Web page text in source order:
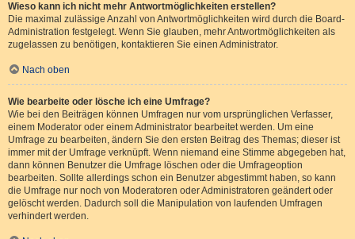
Wieso kann ich nicht mehr Antwortmöglichkeiten erstellen?
Die maximal zulässige Anzahl von Antwortmöglichkeiten wird durch die Board-
Administration festgelegt. Wenn Sie glauben, mehr Antwortmöglichkeiten als
zugelassen zu benötigen, kontaktieren Sie einen Administrator.
Nach oben
Wie bearbeite oder lösche ich eine Umfrage?
Wie bei den Beiträgen können Umfragen nur vom ursprünglichen Verfasser,
einem Moderator oder einem Administrator bearbeitet werden. Um eine
Umfrage zu bearbeiten, ändern Sie den ersten Beitrag des Themas; dieser ist
immer mit der Umfrage verknüpft. Wenn niemand eine Stimme abgegeben hat,
dann können Benutzer die Umfrage löschen oder die Umfrageoption
bearbeiten. Sollte allerdings schon ein Benutzer abgestimmt haben, so kann
die Umfrage nur noch von Moderatoren oder Administratoren geändert oder
gelöscht werden. Dadurch soll die Manipulation von laufenden Umfragen
verhindert werden.